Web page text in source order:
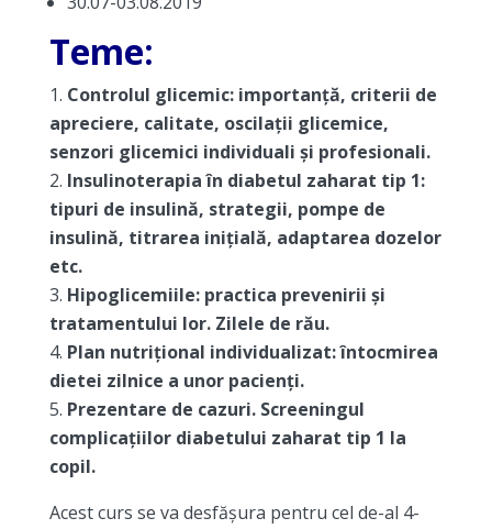
Teme:
Controlul glicemic: importanță, criterii de
apreciere, calitate, oscilații glicemice,
senzori glicemici individuali și profesionali.
Insulinoterapia în diabetul zaharat tip 1:
tipuri de insulină, strategii, pompe de
insulină, titrarea inițială, adaptarea dozelor
etc.
Hipoglicemiile: practica prevenirii și
tratamentului lor. Zilele de rău.
Plan nutrițional individualizat: întocmirea
dietei zilnice a unor pacienți.
Prezentare de cazuri. Screeningul
complicațiilor diabetului zaharat tip 1 la
copil.
Acest curs se va desfășura pentru cel de-al 4-